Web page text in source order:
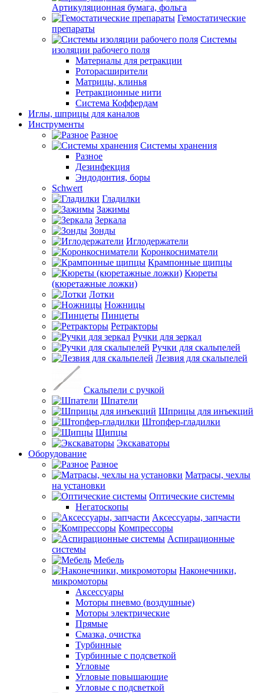
Артикуляционная бумага, фольга
Гемостатические
препараты
Системы
изоляции рабочего поля
Материалы для ретракции
Роторасширители
Матрицы, клинья
Ретракционные нити
Система Коффердам
Иглы, шприцы для каналов
Инструменты
Разное
Системы хранения
Разное
Дезинфекция
Эндодонтия, боры
Schwert
Гладилки
Зажимы
Зеркала
Зонды
Иглодержатели
Коронкосниматели
Крампонные щипцы
Кюреты
(кюретажные ложки)
Лотки
Ножницы
Пинцеты
Ретракторы
Ручки для зеркал
Ручки для скальпелей
Лезвия для скальпелей
Скальпели с ручкой
Шпатели
Шприцы для инъекций
Штопфер-гладилки
Щипцы
Экскаваторы
Оборудование
Разное
Матрасы, чехлы
на установки
Оптические системы
Негатоскопы
Аксессуары, запчасти
Компрессоры
Аспирационные
системы
Мебель
Наконечники,
микромоторы
Аксессуары
Моторы пневмо (воздушные)
Моторы электрические
Прямые
Смазка, очистка
Турбинные
Турбинные с подсветкой
Угловые
Угловые повышающие
Угловые с подсветкой